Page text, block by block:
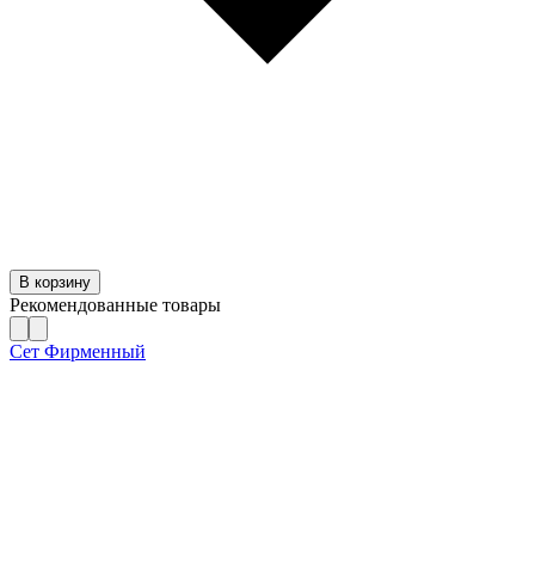
В корзину
Рекомендованные товары
Сет Фирменный